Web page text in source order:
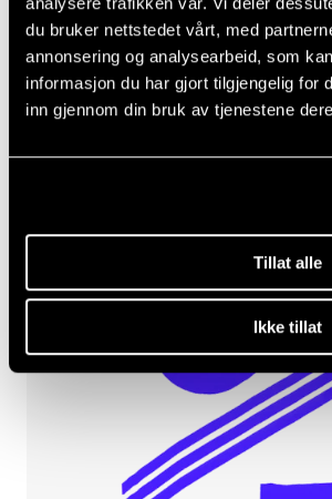
du bruker nettstedet vårt, med
annonsering og analysearbeid, som
informasjon du har gjort tilgjengelig for
inn gjennom din bruk av tjenestene
Tillat alle
Ikke tillat